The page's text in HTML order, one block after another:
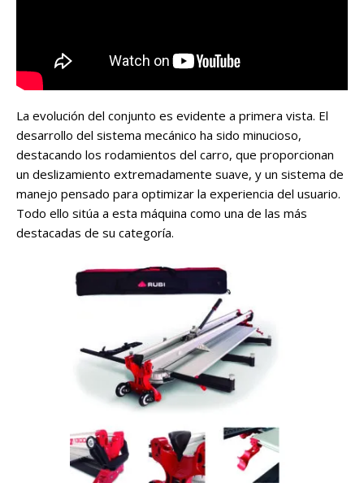
La evolución del conjunto es evidente a primera vista. El
desarrollo del sistema mecánico ha sido minucioso,
destacando los rodamientos del carro, que proporcionan
un deslizamiento extremadamente suave, y un sistema de
manejo pensado para optimizar la experiencia del usuario.
Todo ello sitúa a esta máquina como una de las más
destacadas de su categoría.